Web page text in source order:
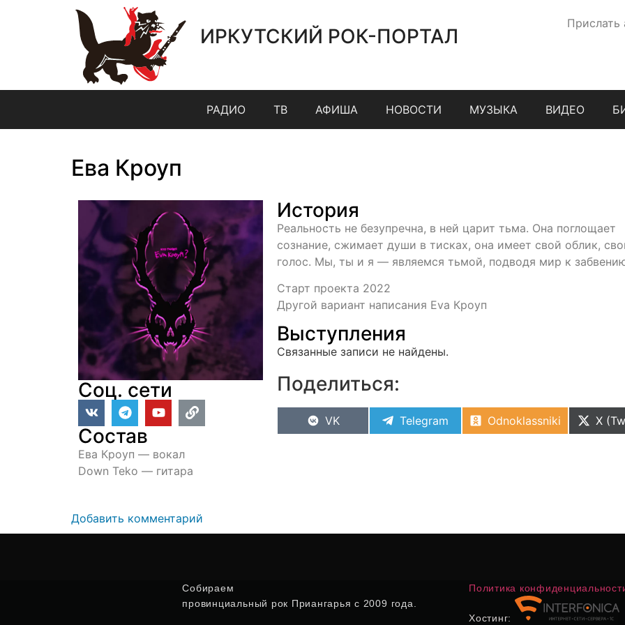
ИРКУТСКИЙ РОК-ПОРТАЛ
РАДИО ТВ АФИША НОВОСТИ МУЗЫКА ВИДЕО
Ева Кроуп
Соц. сети
Состав
Ева Кроуп — вокал
Down Teko — гитара
История
Реальность не безупречна, в ней царит тьма. Она поглощает
сознание, сжимает души в тисках, она имеет свой облик,
голос. Мы, ты и я — являемся тьмой, подводя мир к
Старт проекта 2022
Другой вариант написания Eva Кроуп
Выступления
Связанные записи не найдены.
Поделиться:
VK Telegram Odnoklassniki X
Добавить комментарий
Собираем
провинциальный рок Приангарья с 2009 года.
Политика
Хостинг: